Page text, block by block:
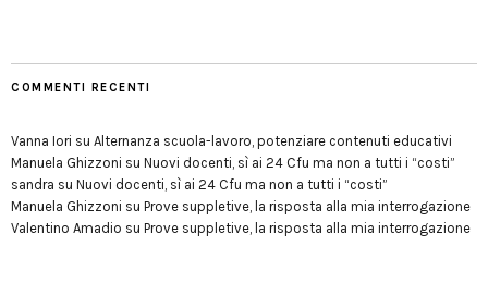
COMMENTI RECENTI
Vanna Iori su Alternanza scuola-lavoro, potenziare contenuti educativi
Manuela Ghizzoni su Nuovi docenti, sì ai 24 Cfu ma non a tutti i “costi”
sandra su Nuovi docenti, sì ai 24 Cfu ma non a tutti i “costi”
Manuela Ghizzoni su Prove suppletive, la risposta alla mia interrogazione
Valentino Amadio su Prove suppletive, la risposta alla mia interrogazione